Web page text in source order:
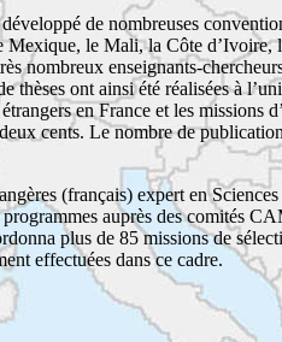
de nombreuses
Mexique, le Mali, la Côte
nombreux enseignants-
thèses ont ainsi été réalisées à
en France et les missions
cents. Le nombre de
(français) expert en
auprès des comités
plus de 85 missions de
effectuées dans ce cadre.